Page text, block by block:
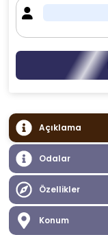
Açıklama
Odalar
Özellikler
Konum